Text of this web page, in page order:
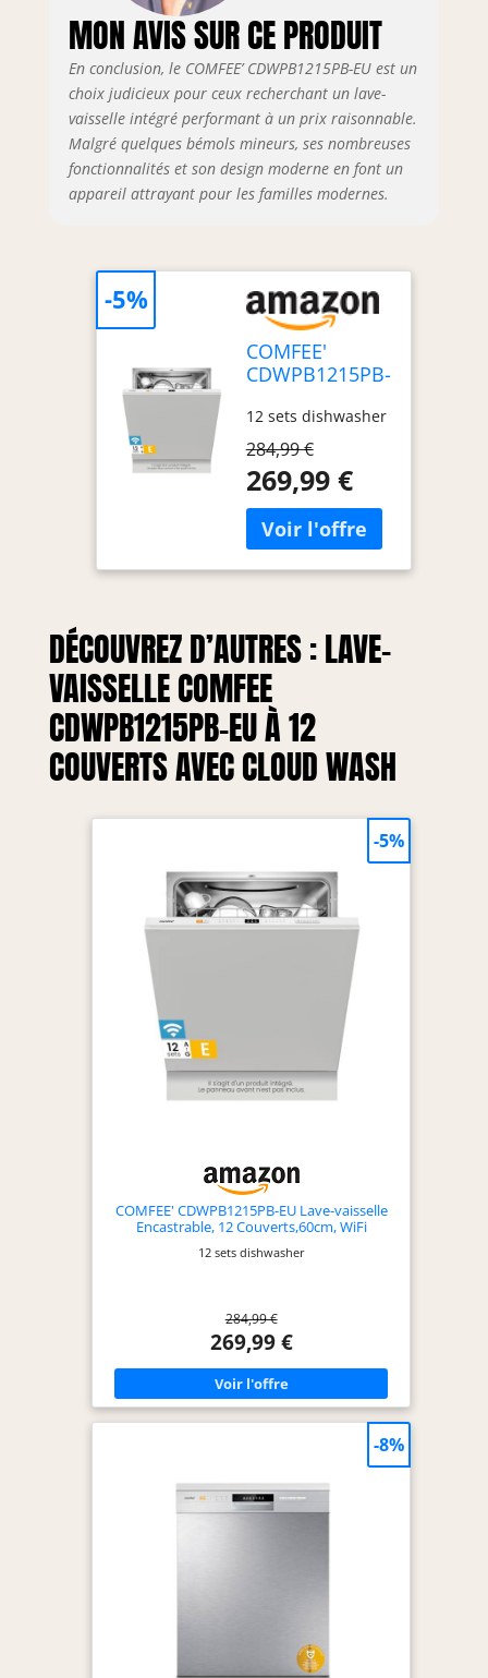
MON AVIS SUR CE PRODUIT
En conclusion, le COMFEE’ CDWPB1215PB-EU est un
choix judicieux pour ceux recherchant un lave-
vaisselle intégré performant à un prix raisonnable.
Malgré quelques bémols mineurs, ses nombreuses
fonctionnalités et son design moderne en font un
appareil attrayant pour les familles modernes.
COMFEE'
CDWPB1215PB-
vaisselle
Encastrable, 12
Couverts,60cm,
WiFi
12 sets dishwasher
284,99 €
269,99 €
-5%
DÉCOUVREZ D’AUTRES : LAVE-
VAISSELLE COMFEE
CDWPB1215PB-EU À 12
COUVERTS AVEC CLOUD WASH
COMFEE' CDWPB1215PB-EU Lave-vaisselle
Encastrable, 12 Couverts,60cm, WiFi
12 sets dishwasher
284,99 €
269,99 €
-5%
-8%